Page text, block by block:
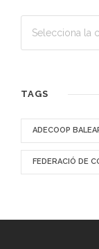
TAGS
ADECOOP
FEDERACIÓ DE